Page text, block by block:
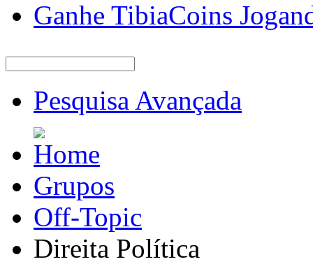
Ganhe TibiaCoins
Pesquisa Avançada
Grupos
Off-Topic
Direita Política